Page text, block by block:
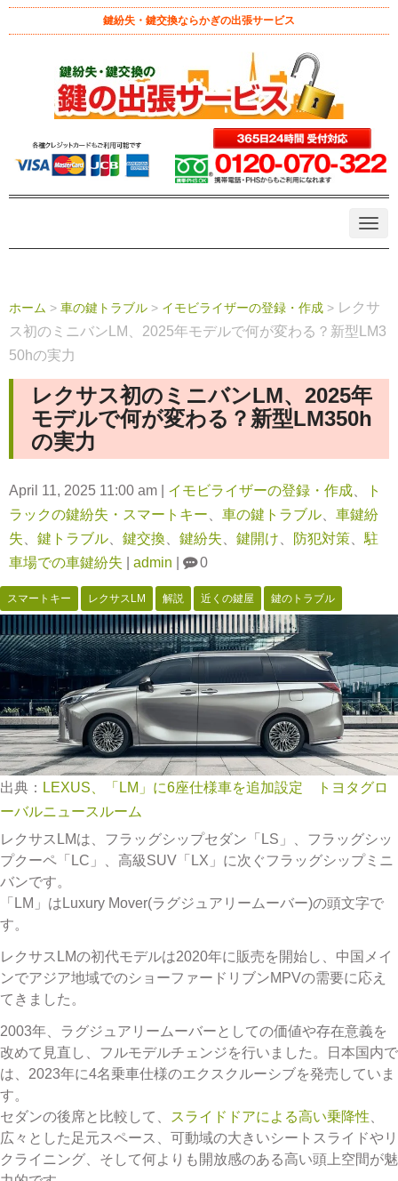
鍵紛失・鍵交換ならかぎの出張サービス
N
v
t
i
o
ホーム > 車の鍵トラブル > イモビライザーの登録・作成 > レクサ
ス初のミニバンLM、2025年モデルで何が変わる？新型LM3
50hの実力
レクサス初のミニバンLM、2025年
モデルで何が変わる？新型LM350h
の実力
April 11, 2025 11:00 am イモビライザーの登録・作成
ト
ラックの鍵紛失・スマートキー
車の鍵トラブル
車鍵紛
失
鍵トラブル 鍵交換 鍵紛失 鍵開け 防犯対策
駐
車場での車鍵紛失
admin 0
スマートキー レクサスLM 解説 近くの鍵屋 鍵のトラブル
出典： LEXUS、「LM」に6座仕様車を追加設定 トヨタグロ
ーバルニュースルーム
レクサスLMは、フラッグシップセダン「LS」、フラッグシッ
プクーペ「LC」、高級SUV「LX」に次ぐフラッグシップミニ
バンです。
「LM」はLuxury Mover(ラグジュアリームーバー)の頭文字で
す。
レクサスLMの初代モデルは2020年に販売を開始し、中国メイ
ンでアジア地域でのショーファードリブンMPVの需要に応え
てきました。
2003年、ラグジュアリームーバーとしての価値や存在意義を
改めて見直し、フルモデルチェンジを行いました。日本国内で
は、2023年に4名乗車仕様のエクスクルーシブを発売していま
す。
セダンの後席と比較して、
スライドドアによる高い乗降性
広々とした足元スペース、可動域の大きいシートスライドやリ
クライニング、そして何よりも開放感のある高い頭上空間が魅